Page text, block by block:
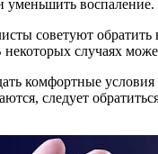
уменьшить воспаление.
советуют
случаях
комфортные
следует